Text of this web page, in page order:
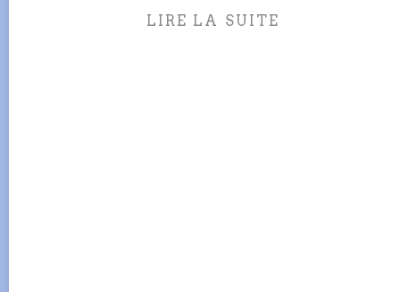
LIRE LA SUITE